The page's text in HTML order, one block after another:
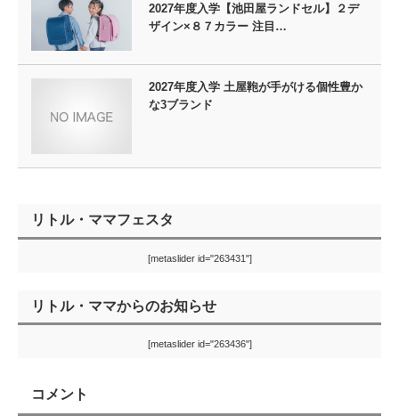
2027年度入学【池田屋ランドセル】２デ
ザイン×８７カラー 注目…
2027年度入学 土屋鞄が手がける個性豊か
な3ブランド
リトル・ママフェスタ
[metaslider id="263431"]
リトル・ママからのお知らせ
[metaslider id="263436"]
コメント